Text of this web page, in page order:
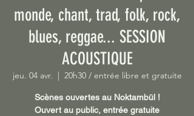
monde, chant, trad, folk, rock,
blues, reggae... SESSION
ACOUSTIQUE
jeu. 04 avr. 20h30 / entrée libre et gratuite
Scènes ouvertes au Noktambül !
Ouvert au public, entrée gratuite